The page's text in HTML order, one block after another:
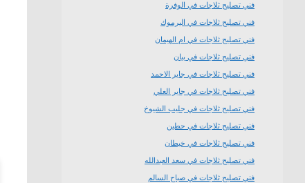
فني تصليح ثلاجات في الوفرة
فني تصليح ثلاجات في اليرموك
فني تصليح ثلاجات في ام الهيمان
فني تصليح ثلاجات في بيان
فني تصليح ثلاجات في جابر الاحمد
فني تصليح ثلاجات في جابر العلي
فني تصليح ثلاجات في جليب الشيوخ
فني تصليح ثلاجات في حطين
فني تصليح ثلاجات في خيطان
فني تصليح ثلاجات في سعد العبدالله
فني تصليح ثلاجات في صباح السالم